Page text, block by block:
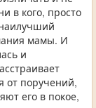
в кого, просто
мамы. И
и
от поручений,
его в покое,